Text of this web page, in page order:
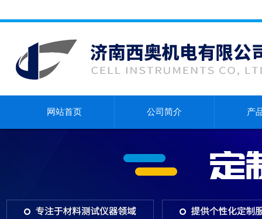
网站首页 公司简介 产